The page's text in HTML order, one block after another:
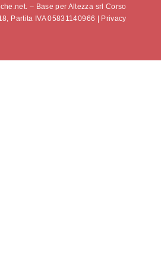
– Base per Altezza srl Corso
Partita IVA 05831140966 | Privacy